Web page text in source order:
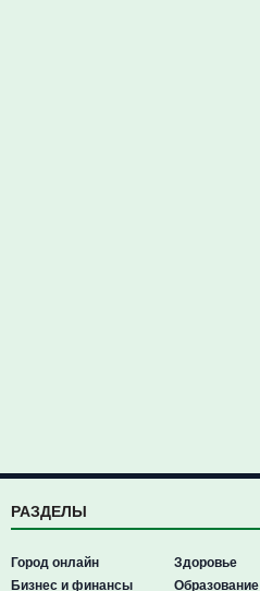
РАЗДЕЛЫ
Город онлайн
Бизнес и финансы
Здоровье
Образование